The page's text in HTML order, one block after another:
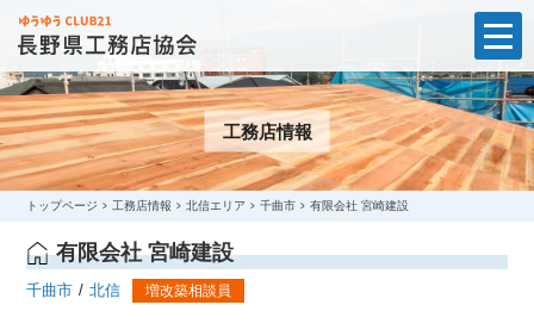
t
o
g
g
l
e
n
a
v
t
i
工務店情報
トップページ 工務店情報 北信エリア 千曲市 有限会社 宮崎建設
有限会社 宮崎建設
千曲市 北信 増改築相談員